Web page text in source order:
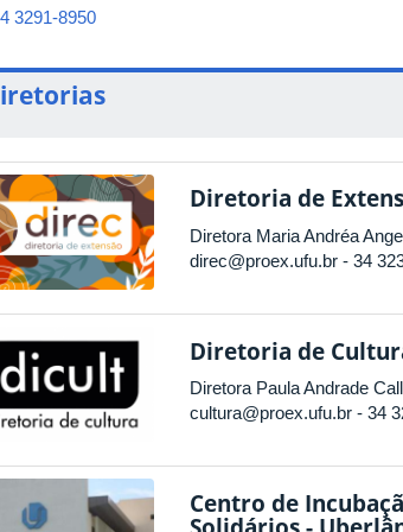
3291-8950
Diretoria de
Diretora Maria Andréa
direc@proex.ufu.br - 34
Diretoria de
Diretora Paula Andrade
cultura@proex.ufu.br- 34
Centro de